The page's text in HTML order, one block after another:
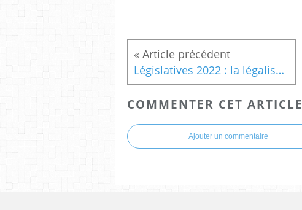
Législatives 2022 : la légalisation, les déjà candidats et moi.
COMMENTER CET ARTICLE
Ajouter un commentaire